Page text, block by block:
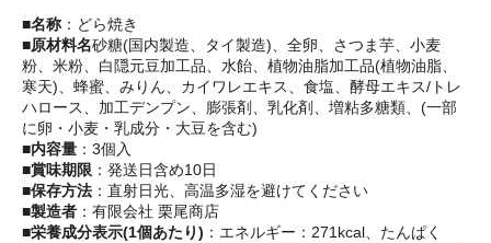
■名称 ：どら焼き
■原材料名砂糖(国内製造、タイ製造)、全卵、さつま芋、小麦
粉、米粉、白隠元豆加工品、水飴、植物油脂加工品(植物油脂、
寒天)、蜂蜜、みりん、カイワレエキス、食塩、酵母エキス/トレ
ハロース、加工デンプン、膨張剤、乳化剤、増粘多糖類、(一部
に卵・小麦・乳成分・大豆を含む)
■内容量 ：3個入
■賞味期限 ：発送日含め10日
■保存方法 ：直射日光、高温多湿を避けてください
■製造者 ：有限会社 栗尾商店
■栄養成分表示(1個あたり) ：エネルギー：271kcal、たんぱく